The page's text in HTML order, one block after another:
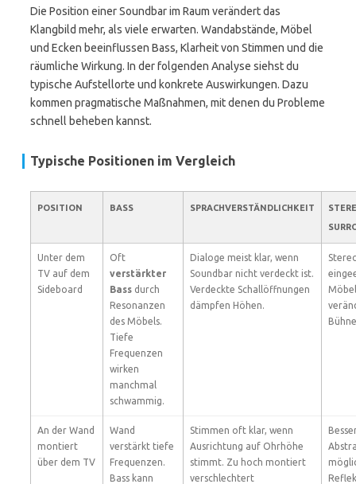
Die Position einer Soundbar im Raum verändert das
Klangbild mehr, als viele erwarten. Wandabstände, Möbel
und Ecken beeinflussen Bass, Klarheit von Stimmen und die
räumliche Wirkung. In der folgenden Analyse siehst du
typische Aufstellorte und konkrete Auswirkungen. Dazu
kommen pragmatische Maßnahmen, mit denen du Probleme
schnell beheben kannst.
Typische Positionen im Vergleich
POSITION BASS SPRACHVERSTÄNDLICHKEIT
Unter dem
TV auf dem
Sideboard
Oft
verstärkter
Bass durch
Resonanzen
des Möbels.
Tiefe
Frequenzen
wirken
manchmal
schwammig.
Dialoge meist klar, wenn
Soundbar nicht verdeckt ist.
Verdeckte Schallöffnungen
dämpfen Höhen.
An der Wand
montiert
über dem TV
Wand
verstärkt tiefe
Frequenzen.
Bass kann
Stimmen oft klar, wenn
Ausrichtung auf Ohrhöhe
stimmt. Zu hoch montiert
verschlechtert